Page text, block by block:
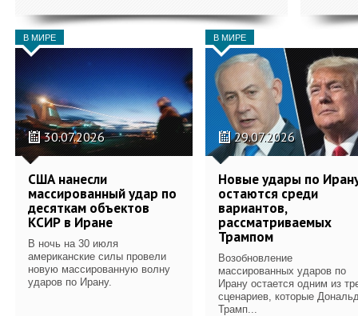
В МИРЕ
30.07.2026
США нанесли
массированный удар по
десяткам объектов
КСИР в Иране
В ночь на 30 июля
американские силы провели
новую массированную волну
ударов по Ирану.
В МИРЕ
29.07.2026
Новые удары по
остаются среди
вариантов,
рассматриваемых
Трампом
Возобновление
массированных ударов по
Ирану остается одним из
сценариев, которые
Трамп...